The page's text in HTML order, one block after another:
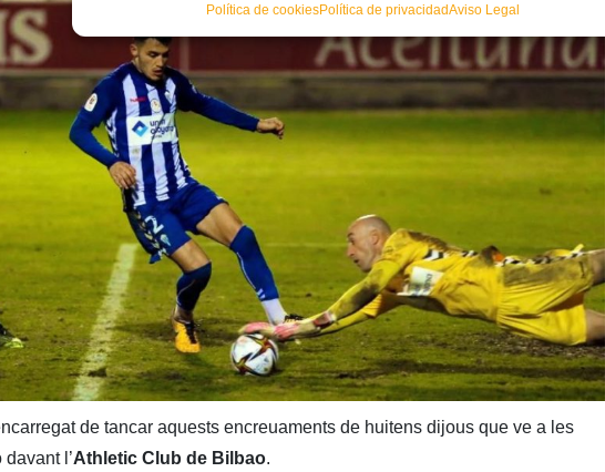
Política de cookiesPolítica de privacidadAviso Legal
de tancar aquests encreuaments de huitens dijous que ve a les
l’Athletic Club de Bilbao.